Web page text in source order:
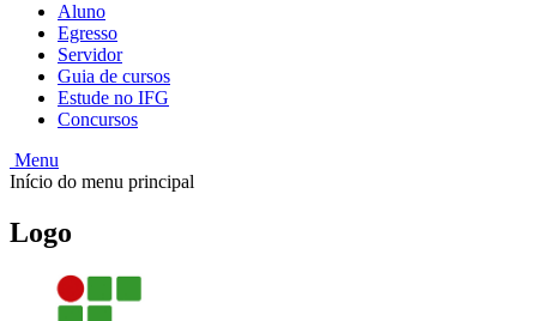
Aluno
Egresso
Servidor
Guia de cursos
Estude no IFG
Concursos
Menu
Início do menu principal
Logo